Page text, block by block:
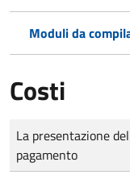
Moduli da
Costi
Tipo di pagamento
Importo
La presentazione
pagamento